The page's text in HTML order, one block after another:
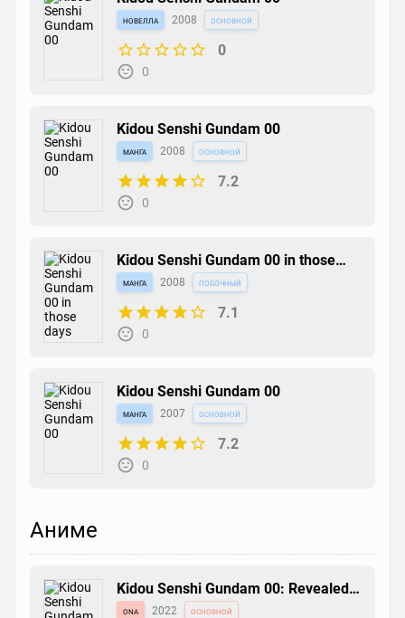
новелла 2008 основной
0
0
Kidou Senshi Gundam 00
манга 2008 основной
7.2
0
Kidou Senshi Gundam 00 in those
days
манга 2008 побочный
7.1
0
Kidou Senshi Gundam 00
манга 2007 основной
7.2
0
Аниме
Kidou Senshi Gundam 00: Revealed
Chronicle
ona 2022 основной